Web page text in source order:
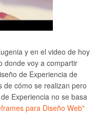
y en el video de hoy
donde voy a compartir
de Experiencia de
de cómo se realizan pero
Experiencia no se basa
para Diseño Web"